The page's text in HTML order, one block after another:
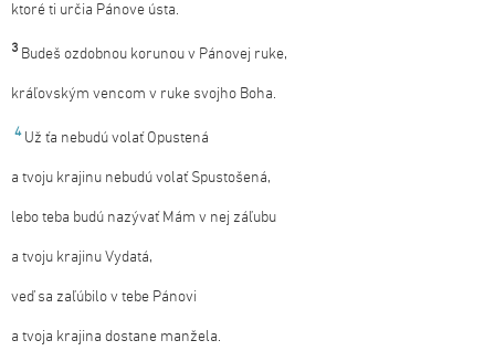
ktoré ti určia Pánove ústa.
3 Budeš ozdobnou korunou v Pánovej ruke,
kráľovským vencom v ruke svojho Boha.
4 Už ťa nebudú volať Opustená
a tvoju krajinu nebudú volať Spustošená,
lebo teba budú nazývať Mám v nej záľubu
a tvoju krajinu Vydatá,
veď sa zaľúbilo v tebe Pánovi
a tvoja krajina dostane manžela.